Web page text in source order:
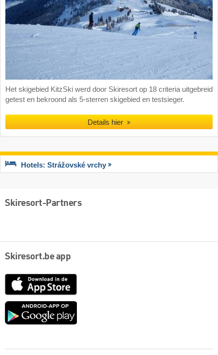
Het skigebied KitzSki werd door Skiresort op 18 criteria uitgebreid
getest en bekroond als 5-sterren skigebied en testsieger.
Details hier
Hotels: Strážovské vrchy
Skiresort-Partners
Skiresort.be app
App
Google